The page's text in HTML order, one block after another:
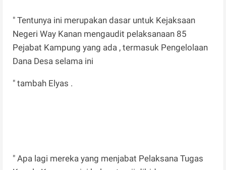
" Tentunya ini merupakan dasar untuk Kejaksaan
Negeri Way Kanan mengaudit pelaksanaan 85
Pejabat Kampung yang ada , termasuk Pengelolaan
Dana Desa selama ini
" tambah Elyas .
" Apa lagi mereka yang menjabat Pelaksana Tugas